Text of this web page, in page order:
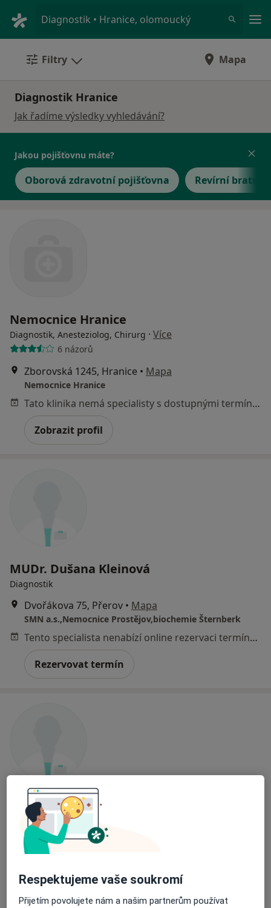
Diagnostik • Hranice, olomoucký
Filtry Mapa
Diagnostik Hranice
Jak řadíme výsledky vyhledávání?
Jakou pojišťovnu máte?
Oborová zdravotní pojišťovna Revírní
Nemocnice Hranice
Diagnostik, Anesteziolog, Chirurg · Více
6 názorů
Zborovská 1245, Hranice • Mapa
Nemocnice Hranice
Tato klinika nemá specialisty s dostupnými termíny v online kalendáři
Zobrazit profil
MUDr. Dušana Kleinová
Diagnostik
Dvořákova 75, Přerov • Mapa
SMN a.s.,Nemocnice Prostějov,biochemie Šternberk
Tento specialista nenabízí online rezervaci termínu na této adrese.
Rezervovat termín
Romana Tarnoczy
Diagnostik
Dvořákova 75, Přerov
Nemocnice Přerov
Rezervovat termín
Respektujeme vaše soukromí
Přijetím povolujete nám a našim partnerům používat